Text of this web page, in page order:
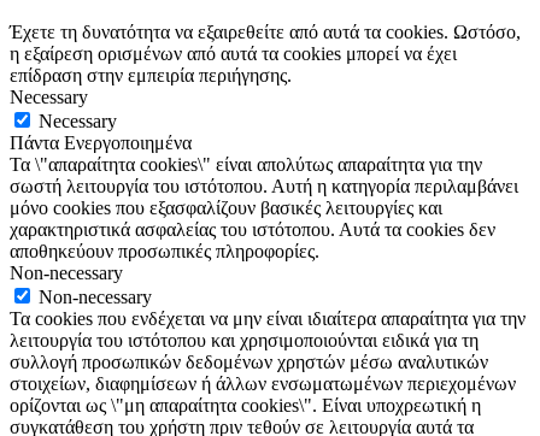
Έχετε τη δυνατότητα να εξαιρεθείτε από αυτά τα cookies. Ωστόσο,
η εξαίρεση ορισμένων από αυτά τα cookies μπορεί να έχει
επίδραση στην εμπειρία περιήγησης.
Necessary
Necessary
Πάντα Ενεργοποιημένα
Τα \"απαραίτητα cookies\" είναι απολύτως απαραίτητα για την
σωστή λειτουργία του ιστότοπου. Αυτή η κατηγορία περιλαμβάνει
μόνο cookies που εξασφαλίζουν βασικές λειτουργίες και
χαρακτηριστικά ασφαλείας του ιστότοπου. Αυτά τα cookies δεν
αποθηκεύουν προσωπικές πληροφορίες.
Non-necessary
Non-necessary
Τα cookies που ενδέχεται να μην είναι ιδιαίτερα απαραίτητα για την
λειτουργία του ιστότοπου και χρησιμοποιούνται ειδικά για τη
συλλογή προσωπικών δεδομένων χρηστών μέσω αναλυτικών
στοιχείων, διαφημίσεων ή άλλων ενσωματωμένων περιεχομένων
ορίζονται ως \"μη απαραίτητα cookies\". Είναι υποχρεωτική η
συγκατάθεση του χρήστη πριν τεθούν σε λειτουργία αυτά τα